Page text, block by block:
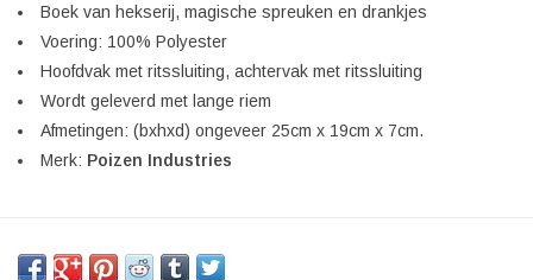
Boek van hekserij, magische spreuken en drankjes
Voering: 100% Polyester
Hoofdvak met ritssluiting, achtervak met ritssluiting
Wordt geleverd met lange riem
Afmetingen: (bxhxd) ongeveer 25cm x 19cm x 7cm.
Merk: Poizen Industries